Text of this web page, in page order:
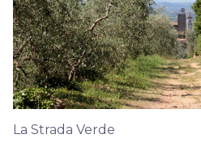
La Strada Verde